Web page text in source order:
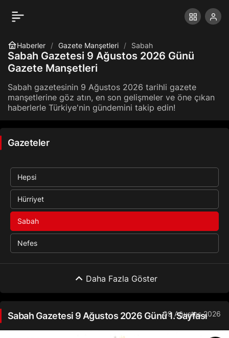
Haberler Gazete Manşetleri Sabah
Sabah Gazetesi 9 Ağustos 2026 Günü
Gazete Manşetleri
Sabah gazetesinin 9 Ağustos 2026 tarihli gazete
manşetlerine göz atın, en son gelişmeler ve öne çıkan
haberlerle Türkiye'nin gündemini takip edin!
Gazeteler
Hepsi
Hürriyet
Sabah
Nefes
Daha Fazla Göster
Sabah Gazetesi 9 Ağustos 2026 Günü 1. Sayfası
09 Ağustos 2026